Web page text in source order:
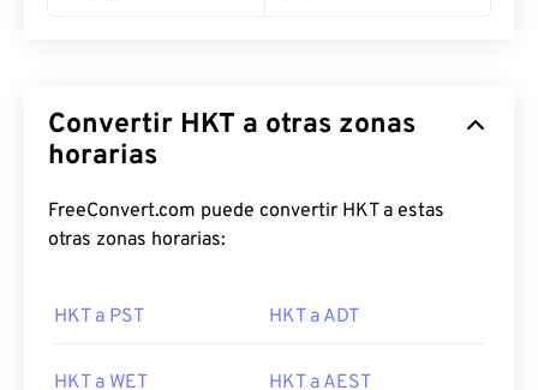
Convertir HKT a otras zonas
horarias
FreeConvert.com puede convertir HKT a estas
otras zonas horarias:
HKT a PST HKT a ADT
HKT a WET HKT a AEST